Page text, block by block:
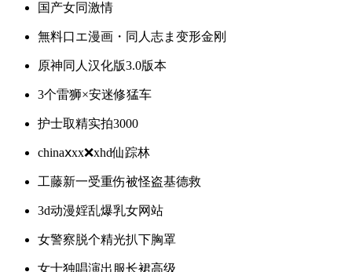
国产女同激情
無料口エ漫画・同人志ま变形金刚
原神同人汉化版3.0版本
3个雷狮×安迷修猛车
护士取精实拍3000
chinaⅹxx❌xhd仙踪林
工藤新一受重伤被怪盗基德救
3d动漫婬乱爆乳女网站
女警察脱个精光扒下胸罩
女士独唱演出服长裙高级